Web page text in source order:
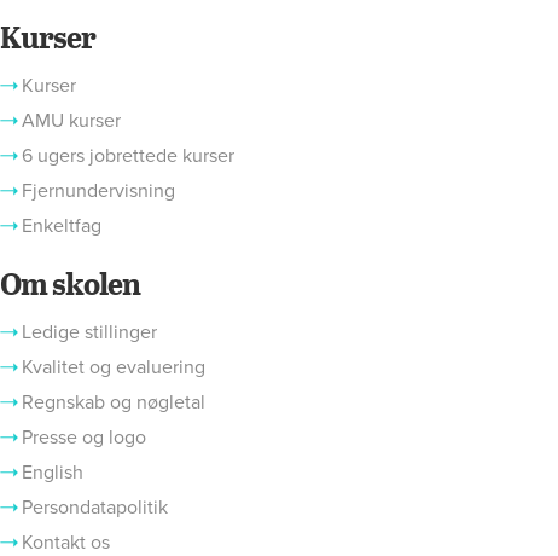
Kurser
Kurser
AMU kurser
6 ugers jobrettede kurser
Fjernundervisning
Enkeltfag
Om skolen
Ledige stillinger
Kvalitet og evaluering
Regnskab og nøgletal
Presse og logo
English
Persondatapolitik
Kontakt os